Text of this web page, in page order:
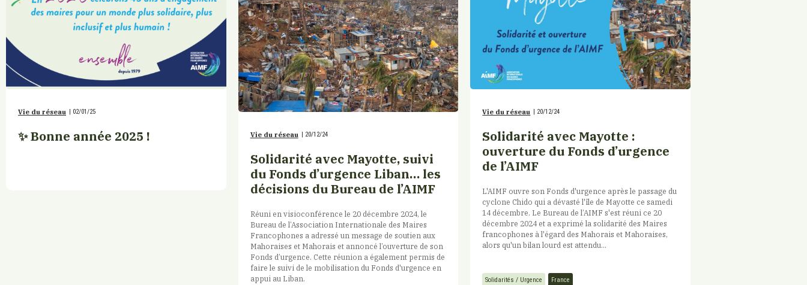
Vie du réseau | 02/01/25
✨ Bonne année 2025 ! Vie du réseau 20/12/24
Solidarité avec Mayotte, suivi
du Fonds d’urgence Liban… les
décisions du Bureau de l’AIMF
Réuni en visioconférence le 20 décembre 2024, le
Bureau de l’Association Internationale des Maires
Francophones a adressé un message de soutien aux
Mahoraises et Mahorais et annoncé l’ouverture de son
Fonds d’urgence. Cette réunion a également permis de
faire le suivi de le mobilisation du Fonds d'urgence en
appui au Liban.
Vie du réseau | 20/12/24
Solidarité avec Mayotte :
ouverture du Fonds d’urgence
de l’AIMF
L'AIMF ouvre son Fonds d'urgence après le passage du
cyclone Chido qui a dévasté l'île de Mayotte ce samedi
14 décembre. Le Bureau de l’AIMF s'est réuni ce 20
décembre 2024 et a exprimé la solidarité des Maires
francophones à l'égard des Mahorais et Mahoraises,
alors qu'un bilan lourd est attendu...
Solidarités / Urgence France